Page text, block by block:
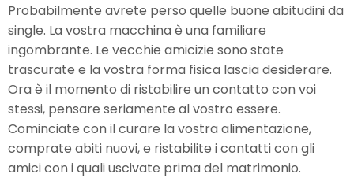
Probabilmente avrete perso quelle buone abitudini da
single. La vostra macchina è una familiare
ingombrante. Le vecchie amicizie sono state
trascurate e la vostra forma fisica lascia desiderare.
Ora è il momento di ristabilire un contatto con voi
stessi, pensare seriamente al vostro essere.
Cominciate con il curare la vostra alimentazione,
comprate abiti nuovi, e ristabilite i contatti con gli
amici con i quali uscivate prima del matrimonio.